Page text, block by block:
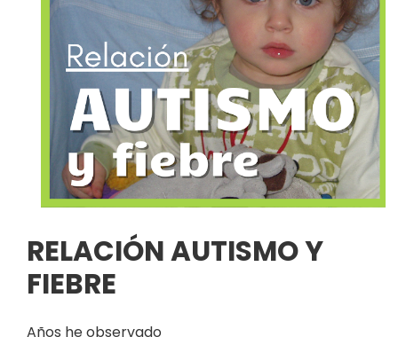
RELACIÓN AUTISMO Y
FIEBRE
Años he observado